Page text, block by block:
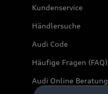
Kundenservice
Händlersuche
Audi Code
Häufige Fragen (FAQ)
Audi Online Beratung